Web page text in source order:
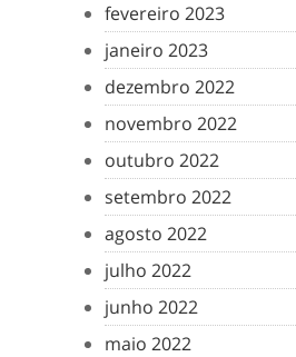
fevereiro 2023
janeiro 2023
dezembro 2022
novembro 2022
outubro 2022
setembro 2022
agosto 2022
julho 2022
junho 2022
maio 2022